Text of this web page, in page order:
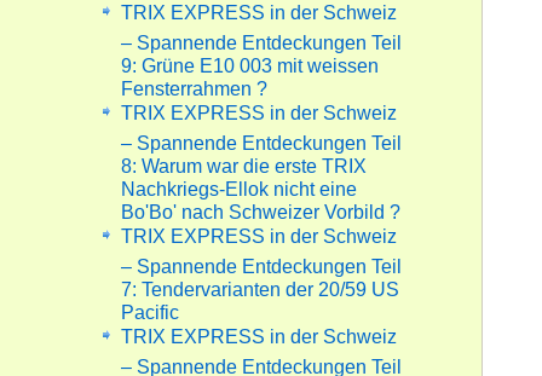
TRIX EXPRESS in der Schweiz
– Spannende Entdeckungen Teil
9: Grüne E10 003 mit weissen
Fensterrahmen ?
TRIX EXPRESS in der Schweiz
– Spannende Entdeckungen Teil
8: Warum war die erste TRIX
Nachkriegs-Ellok nicht eine
Bo'Bo' nach Schweizer Vorbild ?
TRIX EXPRESS in der Schweiz
– Spannende Entdeckungen Teil
7: Tendervarianten der 20/59 US
Pacific
TRIX EXPRESS in der Schweiz
– Spannende Entdeckungen Teil